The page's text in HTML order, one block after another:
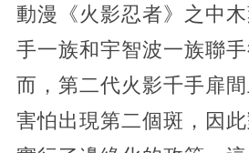
動漫《火影忍者》之中
手一族和宇智波一族聯
而，第二代火影千手扉
害怕出現第二個斑，因